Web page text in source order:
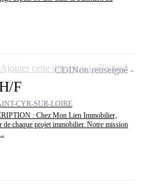
F
CYR-SUR-LOIRE
: Chez Mon Lien Immobilier,
de chaque projet immobilier. Notre mission
CDINon renseigné
Ajouter cette offre à ma sélection